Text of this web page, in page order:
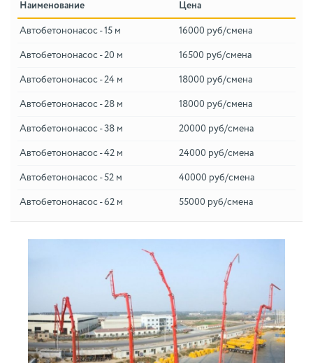
Наименование Цена
Автобетононасос - 15 м 16000 руб/смена
Автобетононасос - 20 м 16500 руб/смена
Автобетононасос - 24 м 18000 руб/смена
Автобетононасос - 28 м 18000 руб/смена
Автобетононасос - 38 м 20000 руб/смена
Автобетононасос - 42 м 24000 руб/смена
Автобетононасос - 52 м 40000 руб/смена
Автобетононасос - 62 м 55000 руб/смена